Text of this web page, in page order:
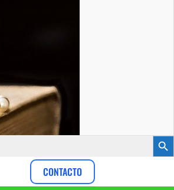
CONTACTO